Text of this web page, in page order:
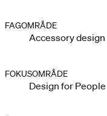
FAGOMRÅDE
Accessory design
FOKUSOMRÅDE
Design for People